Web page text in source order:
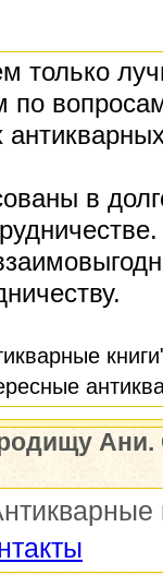
только
в
Ани.